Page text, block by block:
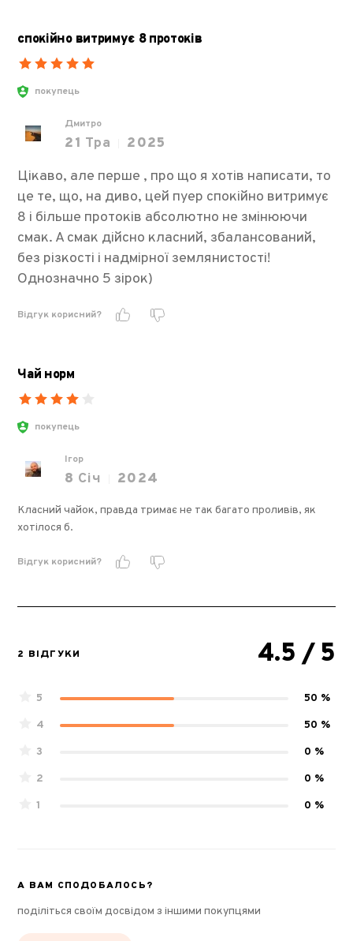
спокійно витримує 8 протоків
покупець
Дмитро
21 Тра
2025
Цікаво, але перше , про що я хотів написати, то
це те, що, на диво, цей пуер спокійно витримує
8 і більше протоків абсолютно не змінюючи
смак. А смак дійсно класний, збалансований,
без різкості і надмірної землянистості!
Однозначно 5 зірок)
Відгук корисний?
Чай норм
покупець
Ігор
8 Січ 2024
Класний чайок, правда тримає не так багато проливів, як
хотілося б.
Відгук корисний?
2 ВІДГУКИ 4.5 / 5
5
50 %
4
50 %
3
0 %
2
0 %
1
0 %
А ВАМ СПОДОБАЛОСЬ?
поділіться своїм досвідом з іншими покупцями